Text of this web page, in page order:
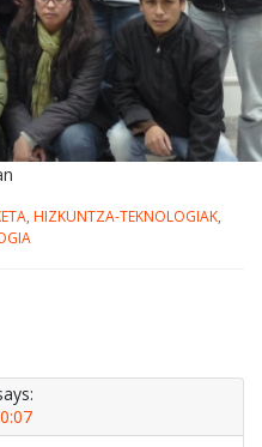
, HIZKUNTZA-TEKNOLOGIAK,